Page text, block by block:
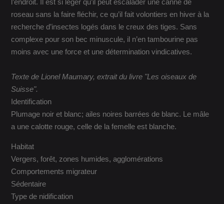
l’endroit. Il est si léger qu’il peut escalader une canne de
roseau sans la faire fléchir, ce qu’il fait volontiers en hiver à la
recherche d’insectes logés dans le creux des tiges. Sans
complexe pour son bec minuscule, il n’en tambourine pas
moins avec une force et une détermination vindicatives.
Texte de Lionel Maumary, extrait du livre "Les oiseaux de
Suisse".
Identification
Plumage noir et blanc; ailes noires barrées de blanc. Le mâle
a une calotte rouge, celle de la femelle est blanche.
Habitat
Vergers, forêt, zones humides, agglomérations
Comportements migrateur
Sédentaire
Type de nidification